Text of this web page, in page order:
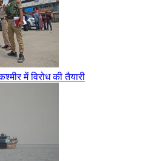
में विरोध की तैयारी